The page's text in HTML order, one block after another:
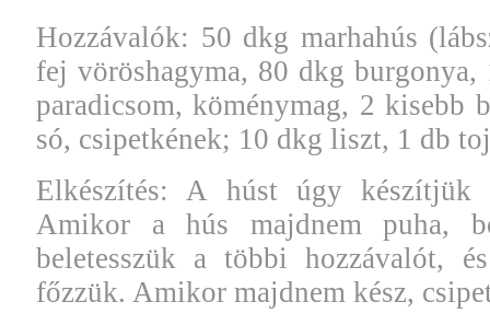
Hozzávalók: 50 dkg marhahús
fej vöröshagyma, 80 dkg
paradicsom, köménymag, 2 kisebb
só, csipetkének; 10 dkg liszt, 1 db
Elkészítés: A húst úgy
Amikor a hús majdnem puha,
beletesszük a többi hozzávalót,
főzzük. Amikor majdnem kész,